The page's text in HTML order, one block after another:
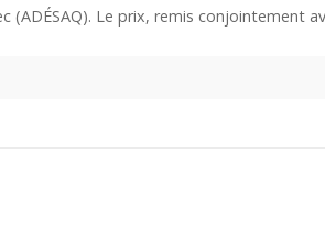
(ADÉSAQ). Le prix, remis conjointement